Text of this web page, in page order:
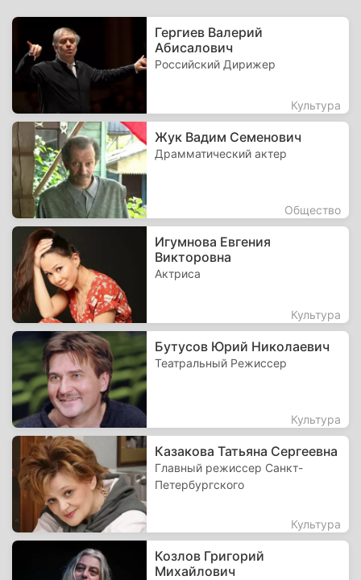
Гергиев Валерий
Абисалович
Российский Дирижер
Культура
Жук Вадим Семенович
Драмматический актер
Общество
Игумнова Евгения
Викторовна
Актриса
Культура
Бутусов Юрий Николаевич
Театральный Режиссер
Культура
Казакова Татьяна Сергеевна
Главный режиссер Санкт-
Петербургского
Культура
Козлов Григорий
Михайлович